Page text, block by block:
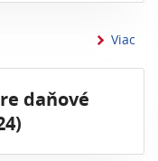
Viac
daňové